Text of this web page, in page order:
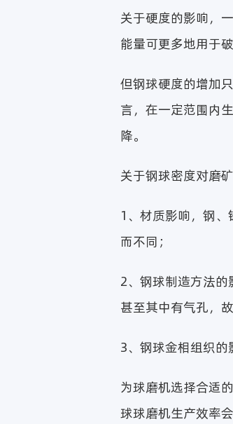
关于硬度的影响，
能量可更多地用于
但钢球硬度的增加
言，在一定范围内
降。
关于钢球密度对磨
1、材质影响，钢
而不同；
2、钢球制造方法的
甚至其中有气孔，
3、钢球金相组织的
为球磨机选择合适
球球磨机生产效率